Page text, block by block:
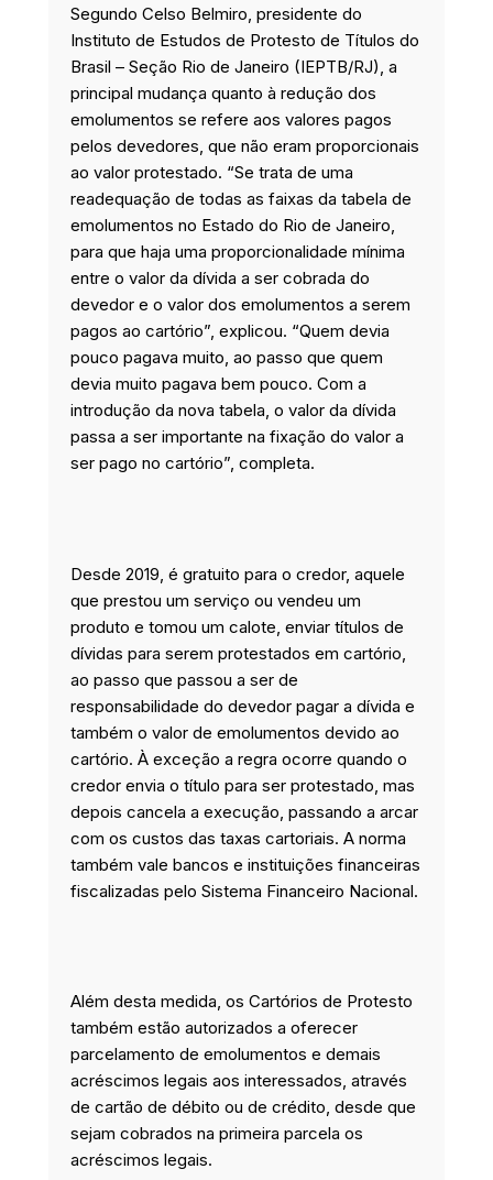
Segundo Celso Belmiro, presidente do
Instituto de Estudos de Protesto de Títulos do
Brasil – Seção Rio de Janeiro (IEPTB/RJ), a
principal mudança quanto à redução dos
emolumentos se refere aos valores pagos
pelos devedores, que não eram proporcionais
ao valor protestado. “Se trata de uma
readequação de todas as faixas da tabela de
emolumentos no Estado do Rio de Janeiro,
para que haja uma proporcionalidade mínima
entre o valor da dívida a ser cobrada do
devedor e o valor dos emolumentos a serem
pagos ao cartório”, explicou. “Quem devia
pouco pagava muito, ao passo que quem
devia muito pagava bem pouco. Com a
introdução da nova tabela, o valor da dívida
passa a ser importante na fixação do valor a
ser pago no cartório”, completa.
Desde 2019, é gratuito para o credor, aquele
que prestou um serviço ou vendeu um
produto e tomou um calote, enviar títulos de
dívidas para serem protestados em cartório,
ao passo que passou a ser de
responsabilidade do devedor pagar a dívida e
também o valor de emolumentos devido ao
cartório. À exceção a regra ocorre quando o
credor envia o título para ser protestado, mas
depois cancela a execução, passando a arcar
com os custos das taxas cartoriais. A norma
também vale bancos e instituições financeiras
fiscalizadas pelo Sistema Financeiro Nacional.
Além desta medida, os Cartórios de Protesto
também estão autorizados a oferecer
parcelamento de emolumentos e demais
acréscimos legais aos interessados, através
de cartão de débito ou de crédito, desde que
sejam cobrados na primeira parcela os
acréscimos legais.